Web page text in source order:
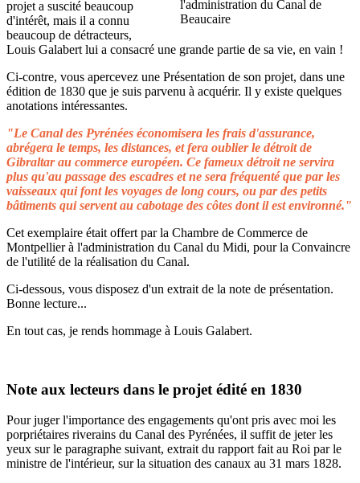
projet a suscité beaucoup
d'intérêt, mais il a connu
beaucoup de détracteurs,
Louis Galabert lui a consacré une grande partie de sa vie, en vain !
Ci-contre, vous apercevez une Présentation de son projet, dans une
édition de 1830 que je suis parvenu à acquérir. Il y existe quelques
anotations intéressantes.
"Le Canal des Pyrénées économisera les frais d'assurance,
abrégera le temps, les distances, et fera oublier le détroit de
Gibraltar au commerce européen. Ce fameux détroit ne servira
plus qu'au passage des escadres et ne sera fréquenté que par les
vaisseaux qui font les voyages de long cours, ou par des petits
bâtiments qui servent au cabotage des côtes dont il est environné."
Cet exemplaire était offert par la Chambre de Commerce de
Montpellier à l'administration du Canal du Midi, pour la Convaincre
de l'utilité de la réalisation du Canal.
Ci-dessous, vous disposez d'un extrait de la note de présentation.
Bonne lecture...
En tout cas, je rends hommage à Louis Galabert.
Note aux lecteurs dans le projet édité en 1830
Pour juger l'importance des engagements qu'ont pris avec moi les
porpriétaires riverains du Canal des Pyrénées, il suffit de jeter les
yeux sur le paragraphe suivant, extrait du rapport fait au Roi par le
ministre de l'intérieur, sur la situation des canaux au 31 mars 1828.